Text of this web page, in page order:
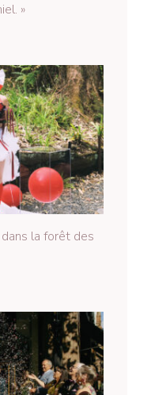
»
la forêt des